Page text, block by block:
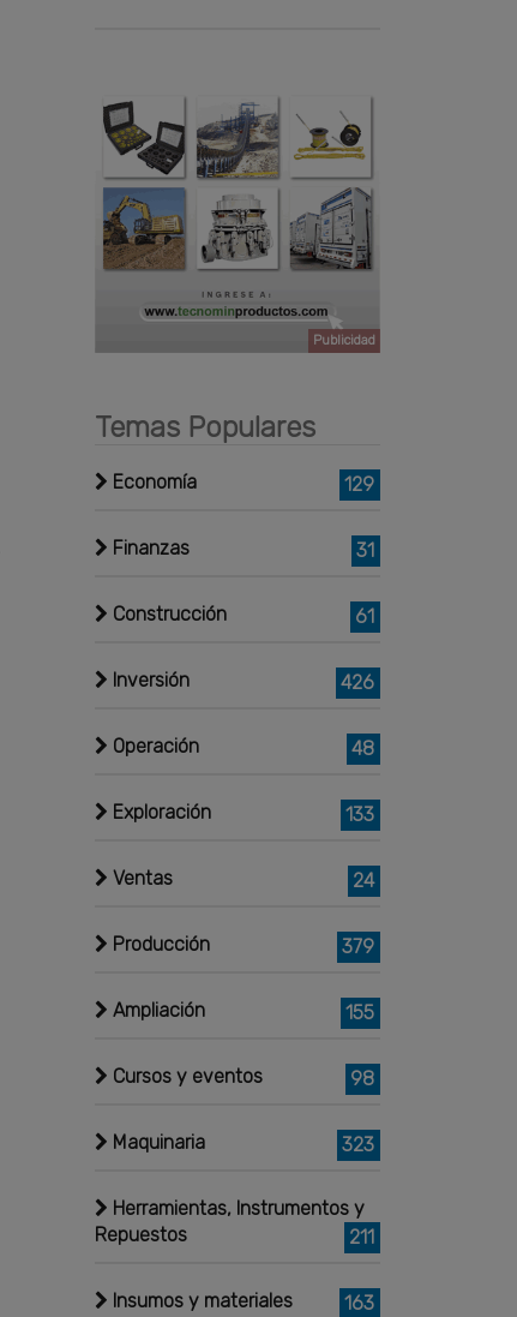
Publicidad
Temas Populares
Economía 129
Finanzas 31
Construcción 61
Inversión 426
Operación 48
Exploración 133
Ventas 24
Producción 379
Ampliación 155
Cursos y eventos 98
Maquinaria 323
Herramientas, Instrumentos y
Repuestos
211
Insumos y materiales 163